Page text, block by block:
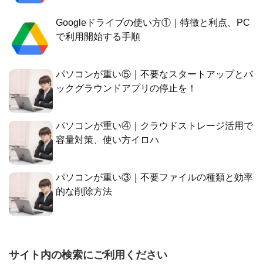
Googleドライブの使い方①｜特徴と利点、PC
で利用開始する手順
パソコンが重い⑤｜不要なスタートアップとバ
ックグラウンドアプリの停止を！
パソコンが重い④｜クラウドストレージ活用で
容量対策、使い方イロハ
パソコンが重い③｜不要ファイルの種類と効率
的な削除方法
サイト内の検索にご利用ください